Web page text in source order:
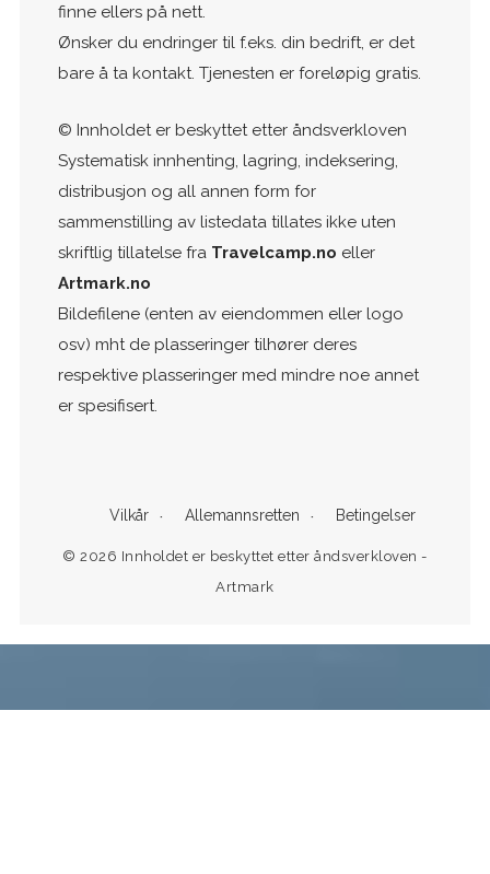
finne ellers på nett.
Ønsker du endringer til f.eks. din bedrift, er det
bare å ta kontakt. Tjenesten er foreløpig gratis.
© Innholdet er beskyttet etter åndsverkloven
Systematisk innhenting, lagring, indeksering,
distribusjon og all annen form for
sammenstilling av listedata tillates ikke uten
skriftlig tillatelse fra Travelcamp.no eller
Artmark.no
Bildefilene (enten av eiendommen eller logo
osv) mht de plasseringer tilhører deres
respektive plasseringer med mindre noe annet
er spesifisert.
Vilkår Allemannsretten Betingelser
© 2026 Innholdet er beskyttet etter åndsverkloven -
Artmark